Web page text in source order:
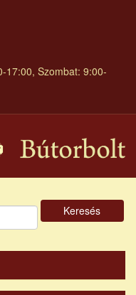
17:00, Szombat: 9:00-
Keresés